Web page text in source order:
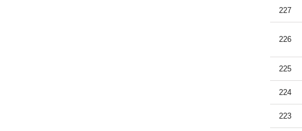
227
226
225
224
223